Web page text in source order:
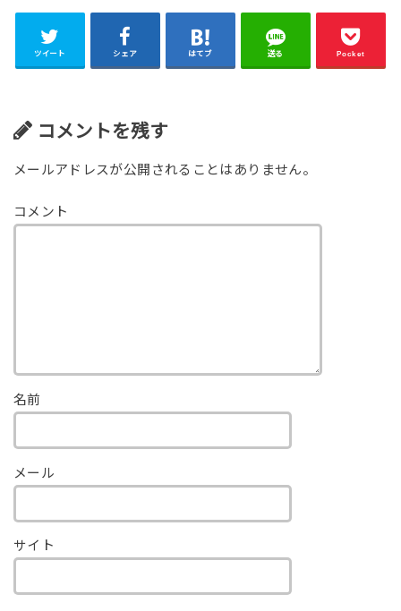
ツイート シェア はてブ 送る Pocket
コメントを残す
メールアドレスが公開されることはありません。
コメント
名前
メール
サイト